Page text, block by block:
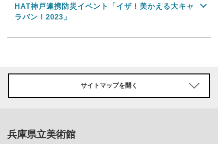
HAT神戸連携防災イベント「イザ！美かえる大キャ
ラバン！2023」
サイトマップを開く
兵庫県立美術館